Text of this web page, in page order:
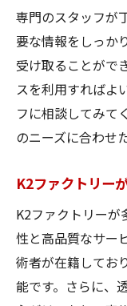
プロの車修
とは
プロフ
最新設
緊急時
お客様
車修理でお
理由
トラブ
専門のスタッフが
要な情報をしっか
受け取ることがで
スを利用すればよ
フに相談してみて
のニーズに合わせ
K2ファクトリー
K2ファクトリー
性と高品質なサー
術者が在籍してお
能です。さらに、